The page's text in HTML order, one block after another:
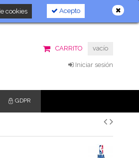
Acepto
cookies
CARRITO vacío
Iniciar sesión
GDPR